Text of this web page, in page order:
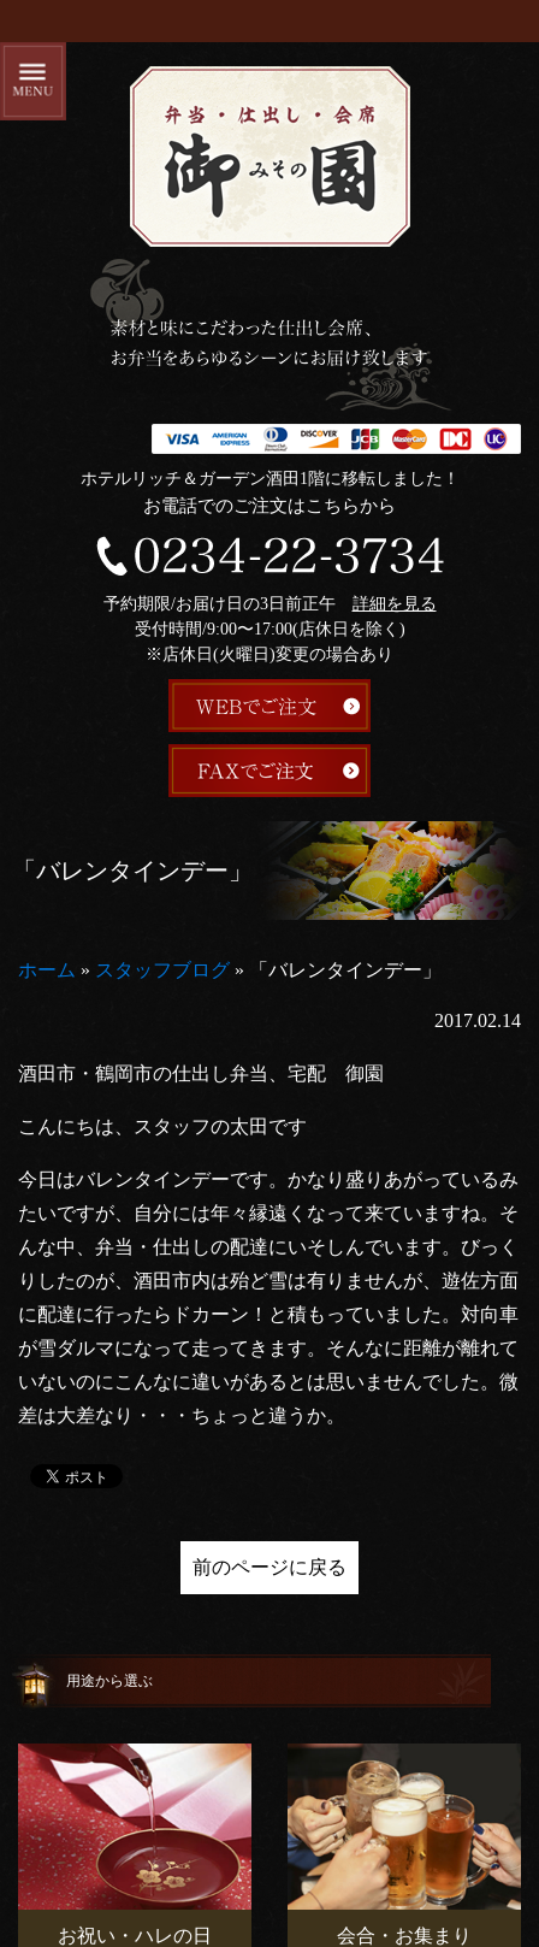
ホテルリッチ＆ガーデン酒田1階に移転しました！
お電話でのご注文はこちらから
予約期限/お届け日の3日前正午 詳細を見る
受付時間/9:00〜17:00(店休日を除く)
※店休日(火曜日)変更の場合あり
「バレンタインデー」
ホーム » スタッフブログ » 「バレンタインデー」
2017.02.14
酒田市・鶴岡市の仕出し弁当、宅配 御園
こんにちは、スタッフの太田です
今日はバレンタインデーです。かなり盛りあがっているみ
たいですが、自分には年々縁遠くなって来ていますね。そ
んな中、弁当・仕出しの配達にいそしんでいます。びっく
りしたのが、酒田市内は殆ど雪は有りませんが、遊佐方面
に配達に行ったらドカーン！と積もっていました。対向車
が雪ダルマになって走ってきます。そんなに距離が離れて
いないのにこんなに違いがあるとは思いませんでした。微
差は大差なり・・・ちょっと違うか。
前のページに戻る
用途から選ぶ
お祝い・ハレの日 会合・お集まり